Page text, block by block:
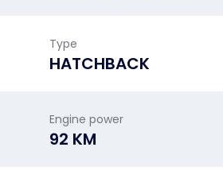
Type
HATCHBACK
Engine power
92 KM